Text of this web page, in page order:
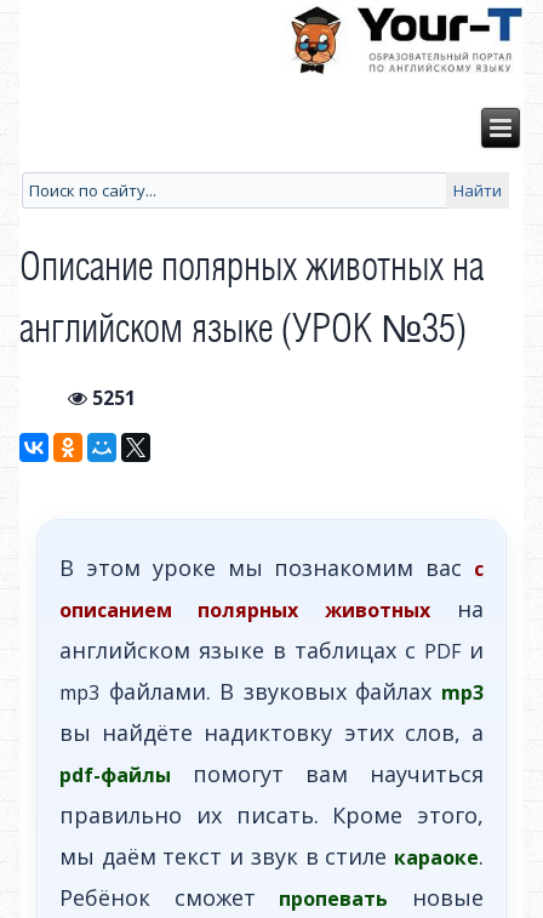
Описание полярных животных на
английском языке (УРОК №35)
5251
В этом уроке мы познакомим вас с
описанием полярных животныхна
английском языке в таблицах с PDFи
mp3 файлами. В звуковых файлах mp3
вы найдёте надиктовку этих слов, а
pdf-файлы помогут вам научиться
правильно их писать. Кроме этого,
мы даём текст и звук в стиле караоке.
Ребёнок сможет пропевать
новые